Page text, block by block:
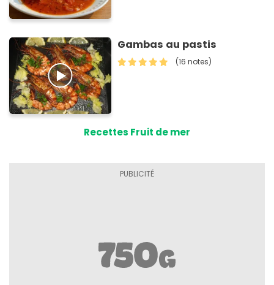
Gambas au pastis
(16 notes)
Recettes Fruit de mer